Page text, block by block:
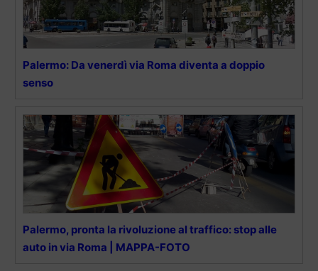
Palermo: Da venerdì via Roma diventa a doppio
senso
Palermo, pronta la rivoluzione al traffico: stop alle
auto in via Roma | MAPPA-FOTO